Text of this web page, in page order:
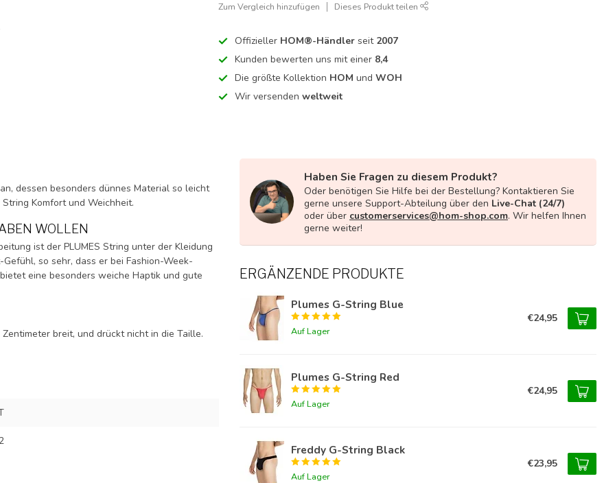
Zum Vergleich hinzufügen Dieses Produkt teilen
Offizieller HOM®-Händler seit 2007
Kunden bewerten uns mit einer 8,4
Die größte Kollektion HOM undWOH
Wir versendenweltweit
dessen besonders dünnes Material so leicht
Komfort und Weichheit.
WOLLEN
ist der PLUMES String unter der Kleidung
so sehr, dass er bei Fashion-Week-
bietet eine besonders weiche Haptik und gute
breit, und drückt nicht in die Taille.
Haben Sie Fragen zu diesem Produkt?
Oder benötigen Sie Hilfe bei der Bestellung? Kontaktieren Sie
gerne unsere Support-Abteilung über den Live-Chat (24/7)
oder über customerservices@hom-shop.com. Wir helfen Ihnen
gerne weiter!
ERGÄNZENDE PRODUKTE
Plumes G-String Blue
Auf Lager
€24,95
Plumes G-String Red
Auf Lager
€24,95
Freddy G-String Black
Auf Lager
€23,95